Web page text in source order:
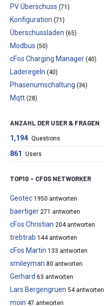
PV Überschuss (71)
Konfiguration (71)
Überschussladen (65)
Modbus (50)
cFos Charging Manager (40)
Laderegeln (40)
Phasenumschaltung (36)
Mqtt (28)
ANZAHL DER USER & FRAGEN
1,194 Questions
861 Users
TOP10 – CFOS NETWORKER
Geotec 1950 antworten
baertiger 271 antworten
cFos Christian 204 antworten
trebtrab 144 antworten
cFos Martin 133 antworten
smileyman 80 antworten
Gerhard 63 antworten
Lars Bergengruen 54 antworten
moin 47 antworten